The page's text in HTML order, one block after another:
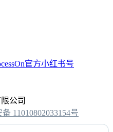
公司
11010802033154号